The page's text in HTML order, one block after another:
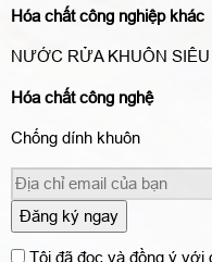
Hóa chất công nghiệp khác
NƯỚC RỬA KHUÔN
Hóa chất công nghệ
Chống dính khuôn
Đăng ký ngay
Tôi đã đọc và đồng ý với